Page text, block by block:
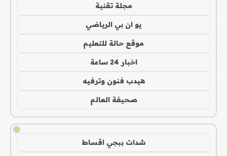
مجلة تقنية
يو ان بي الرياضي
موقع حالة للتعليم
اخبار 24 ساعة
هيدب فنون وترفيه
صحيفة العالم
!
شدات ببجي اقساط